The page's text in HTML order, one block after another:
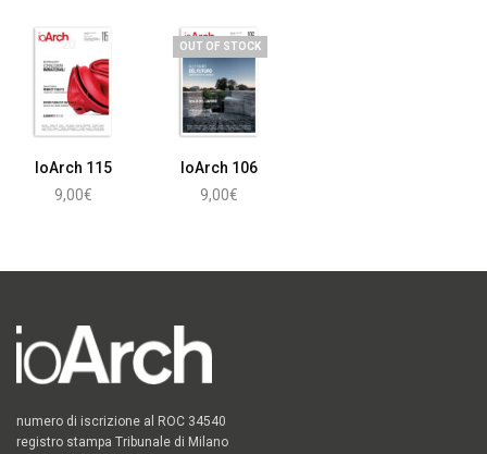
IoArch 115
9,00€
OUT OF STOCK
IoArch 106
9,00€
numero di iscrizione al ROC 34540
registro stampa Tribunale di Milano